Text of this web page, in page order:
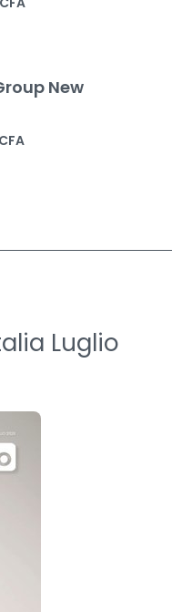
New
Luglio